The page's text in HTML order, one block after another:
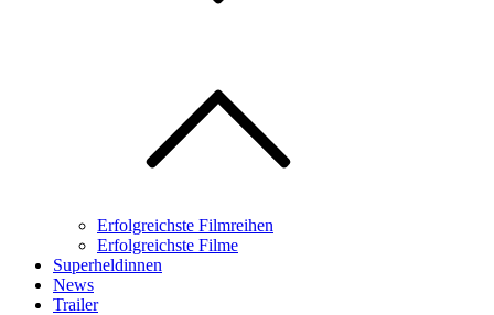
Erfolgreichste Filmreihen
Erfolgreichste Filme
Superheldinnen
News
Trailer